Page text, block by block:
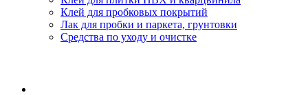
Клей для пробковых покрытий
Лак для пробки и паркета, грунтовки
Средства по уходу и очистке